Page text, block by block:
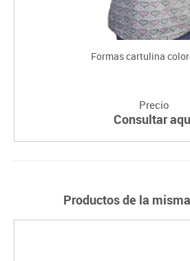
Formas cartulina
Precio
Consultar
Productos de la